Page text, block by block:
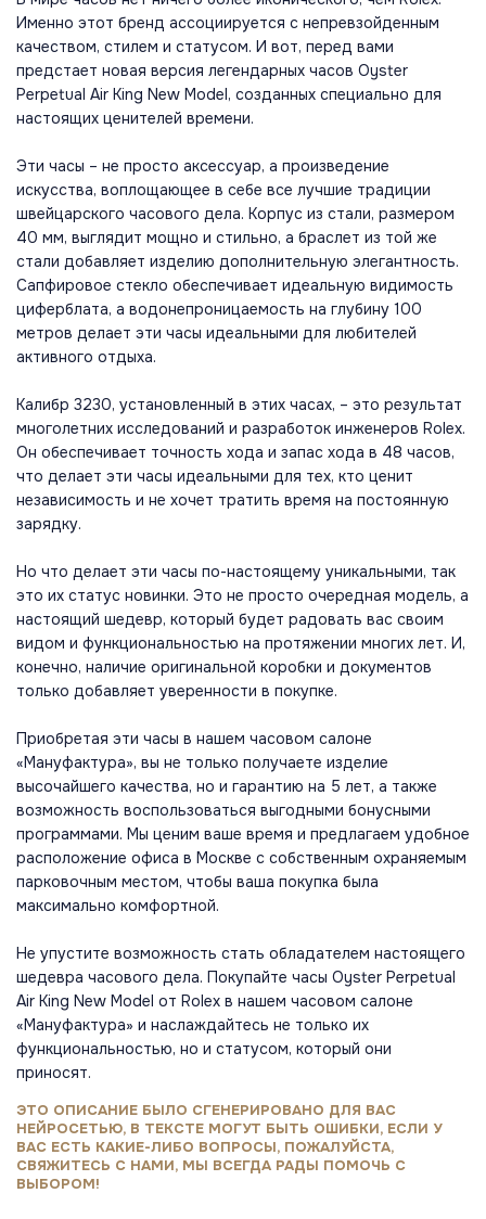
Именно этот бренд ассоциируется с непревзойденным
качеством, стилем и статусом. И вот, перед вами
предстает новая версия легендарных часов Oyster
Perpetual Air King New Model, созданных специально для
настоящих ценителей времени.
Эти часы – не просто аксессуар, а произведение
искусства, воплощающее в себе все лучшие традиции
швейцарского часового дела. Корпус из стали, размером
40 мм, выглядит мощно и стильно, а браслет из той же
стали добавляет изделию дополнительную элегантность.
Сапфировое стекло обеспечивает идеальную видимость
циферблата, а водонепроницаемость на глубину 100
метров делает эти часы идеальными для любителей
активного отдыха.
Калибр 3230, установленный в этих часах, – это результат
многолетних исследований и разработок инженеров Rolex.
Он обеспечивает точность хода и запас хода в 48 часов,
что делает эти часы идеальными для тех, кто ценит
независимость и не хочет тратить время на постоянную
зарядку.
Но что делает эти часы по-настоящему уникальными, так
это их статус новинки. Это не просто очередная модель, а
настоящий шедевр, который будет радовать вас своим
видом и функциональностью на протяжении многих лет. И,
конечно, наличие оригинальной коробки и документов
только добавляет уверенности в покупке.
Приобретая эти часы в нашем часовом салоне
«Мануфактура», вы не только получаете изделие
высочайшего качества, но и гарантию на 5 лет, а также
возможность воспользоваться выгодными бонусными
программами. Мы ценим ваше время и предлагаем удобное
расположение офиса в Москве с собственным охраняемым
парковочным местом, чтобы ваша покупка была
максимально комфортной.
Не упустите возможность стать обладателем настоящего
шедевра часового дела. Покупайте часы Oyster Perpetual
Air King New Model от Rolex в нашем часовом салоне
«Мануфактура» и наслаждайтесь не только их
функциональностью, но и статусом, который они
приносят.
ЭТО ОПИСАНИЕ БЫЛО СГЕНЕРИРОВАНО ДЛЯ ВАС
НЕЙРОСЕТЬЮ, В ТЕКСТЕ МОГУТ БЫТЬ ОШИБКИ, ЕСЛИ У
ВАС ЕСТЬ КАКИЕ-ЛИБО ВОПРОСЫ, ПОЖАЛУЙСТА,
СВЯЖИТЕСЬ С НАМИ, МЫ ВСЕГДА РАДЫ ПОМОЧЬ С
ВЫБОРОМ!